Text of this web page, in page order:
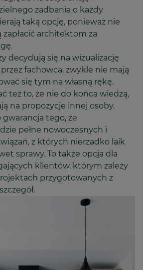
zadbania o każdy
taką opcję, ponieważ nie
architektom za
decydują się na wizualizację
fachowca, zwykle nie mają
się tym na własną rękę.
też to, że nie do końca wiedzą,
na propozycje innej osoby.
tego, że
pełne nowoczesnych i
z których nierzadko laik
sprawy. To także opcja dla
klientów, którym zależy
przygotowanych z